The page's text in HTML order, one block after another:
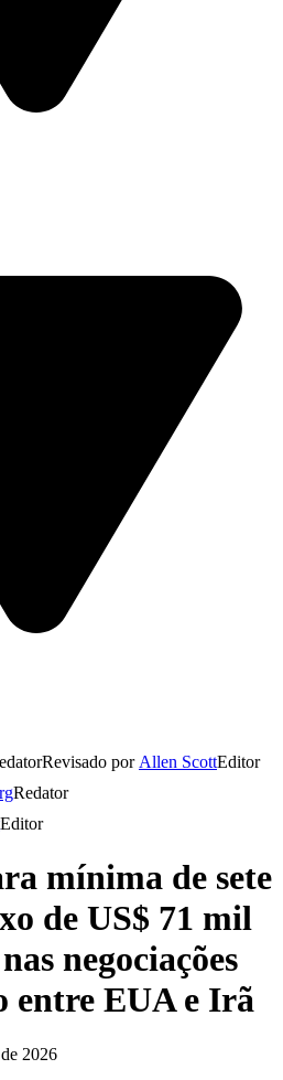
Revisado por Allen ScottEditor
Redator
Editor
mínima de sete
de US$ 71 mil
negociações
entre EUA e Irã
2026